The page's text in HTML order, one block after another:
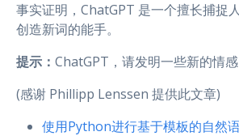
事实证明，ChatGPT 是一个擅长捕捉
创造新词的能手。
提示： ChatGPT，请发明一些新的情感
(感谢 Phillipp Lenssen 提供此文章)
使用Python进行基于模板的自然